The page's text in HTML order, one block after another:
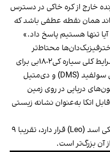
خارج از کره خاکی در دسترس
همان نقطه عطفی باشد که
تنها هستیم پاسخ داد.»
محتاط‌تر
هستند و درباره مناسب بودن شرایط کلی سیاره کی‌۲-۱۸بی برای
حیات و این‌که آیا واقعا دی‌متیل سولفید (DMS) و دی‌متیل
دریایی در روی زمین
اتکا به‌عنوان نشانه زیستی
سیاره کی‌۲-۱۸بی که در صورت فلکی اسد (Leo) قرار دارد، تقریبا ۹